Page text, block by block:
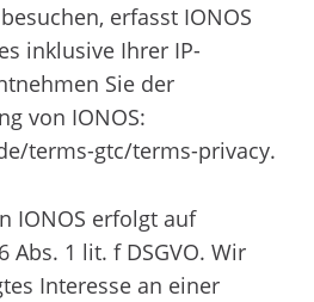
erfasst IONOS
inklusive Ihrer IP-
Sie der
von IONOS:
terms-gtc/terms-privacy.
IONOS erfolgt auf
Abs. 1 lit. f DSGVO. Wir
Interesse an einer